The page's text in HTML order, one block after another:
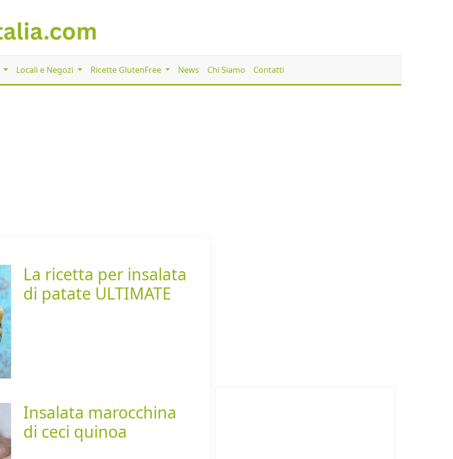
Locali e Negozi Ricette GlutenFree News Chi Siamo Contatti
La ricetta per insalata
di patate ULTIMATE
Insalata marocchina
di ceci quinoa